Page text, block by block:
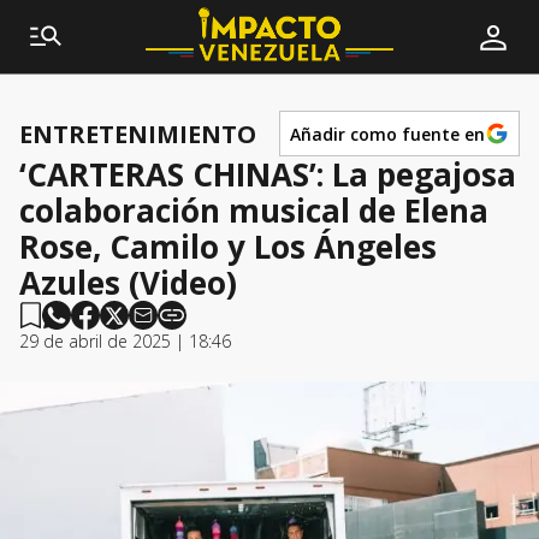
ENTRETENIMIENTO Añadir como fuente en
‘CARTERAS CHINAS’: La pegajosa
colaboración musical de Elena
Rose, Camilo y Los Ángeles
Azules (Video)
29 de abril de 2025 | 18:46